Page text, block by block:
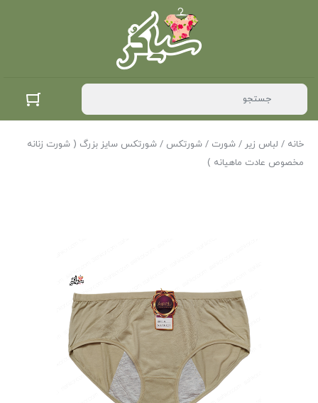
خانه / لباس زیر / شورت / شورتکس / شورتکس سایز بزرگ ( شورت زنانه
مخصوص عادت ماهیانه )